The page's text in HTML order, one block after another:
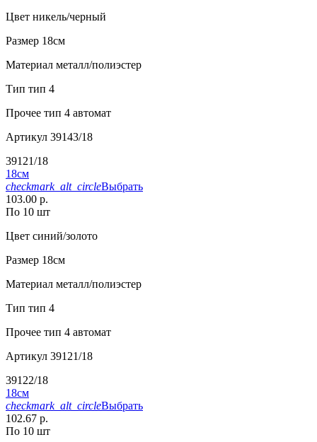
Цвет никель/черный
Размер 18см
Материал металл/полиэстер
Тип тип 4
Прочее тип 4 автомат
Артикул 39143/18
39121/18
18см
checkmark_alt_circleВыбрать
103.00 р.
По 10 шт
Цвет синий/золото
Размер 18см
Материал металл/полиэстер
Тип тип 4
Прочее тип 4 автомат
Артикул 39121/18
39122/18
18см
checkmark_alt_circleВыбрать
102.67 р.
По 10 шт